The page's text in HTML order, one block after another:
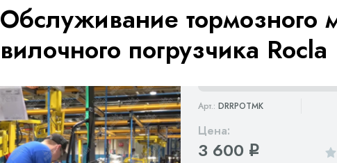
Обслуживание тормозного
вилочного погрузчика Rocla
Арт.: DRRPOTMK
Цена:
3 600 q